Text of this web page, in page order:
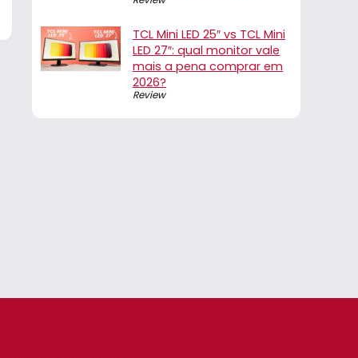
TCL Mini LED 25″ vs TCL Mini
LED 27″: qual monitor vale
mais a pena comprar em
2026?
Review